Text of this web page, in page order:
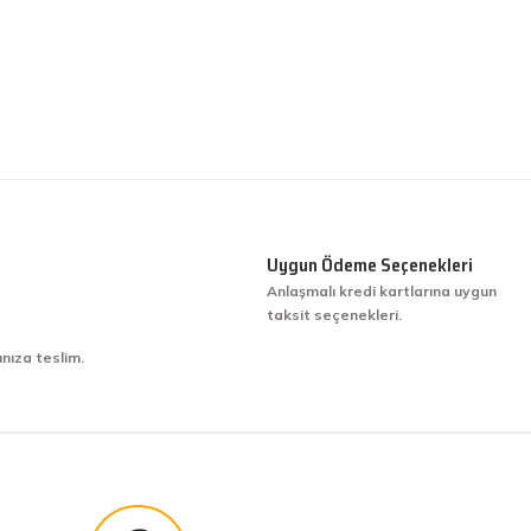
teslim.
Uygun Ödeme Seçenekleri
Anlaşmalı kredi kartlarına uygun
taksit seçenekleri.